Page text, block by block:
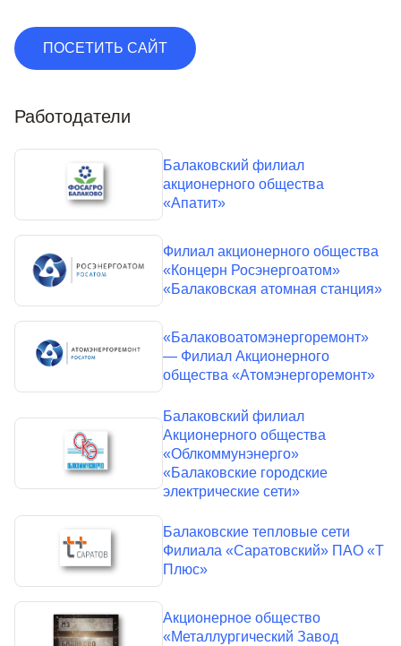
ПОСЕТИТЬ САЙТ
Работодатели
Балаковский филиал
акционерного общества
«Апатит»
Филиал акционерного общества
«Концерн Росэнергоатом»
«Балаковская атомная станция»
«Балаковоатомэнергоремонт»
— Филиал Акционерного
общества «Атомэнергоремонт»
Балаковский филиал
Акционерного общества
«Облкоммунэнерго»
«Балаковские городские
электрические сети»
Балаковские тепловые сети
Филиала «Саратовский» ПАО «Т
Плюс»
Акционерное общество
«Металлургический Завод